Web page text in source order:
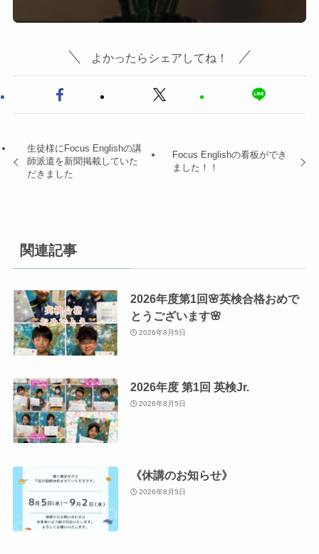
よかったらシェアしてね！
生徒様にFocus Englishの講
師派遣を新聞掲載していた
だきました
Focus Englishの看板ができ
ました！！
関連記事
2026年度第1回🌸英検合格おめで
とうございます🌸
2026年8月5日
2026年度 第1回 英検Jr.
2026年8月5日
《休講のお知らせ》
2026年8月5日